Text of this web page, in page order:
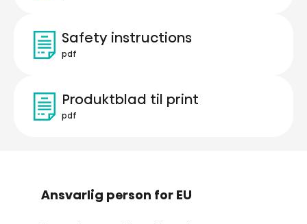
Safety instructions
pdf
Produktblad til print
pdf
Ansvarlig person for EU